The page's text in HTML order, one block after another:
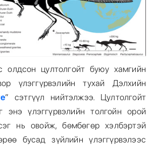
олдсон цултолгойт буюу хамгийн
үлэггүрвэлийн тухай Дэлхийн
” сэтгүүл нийтэлжээ. Цултолгойт
энэ үлэггүрвэлийн толгойн орой
нь овойж, бөмбөгөр хэлбэртэй
бусад зүйлийн үлэггүрвэлээс